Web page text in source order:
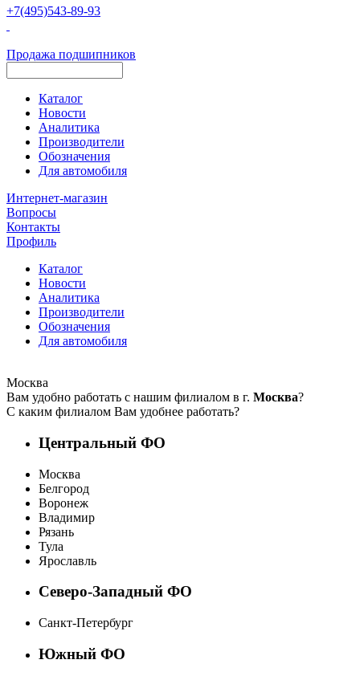
+7(495)543-89-93
Продажа подшипников
Каталог
Новости
Аналитика
Производители
Обозначения
Для автомобиля
Интернет-магазин
Вопросы
Контакты
Профиль
Каталог
Новости
Аналитика
Производители
Обозначения
Для автомобиля
Москва
Вам удобно работать с нашим филиалом в г. Москва?
С каким филиалом Вам удобнее работать?
Центральный ФО
Москва
Белгород
Воронеж
Владимир
Рязань
Тула
Ярославль
Северо-Западный ФО
Санкт-Петербург
Южный ФО